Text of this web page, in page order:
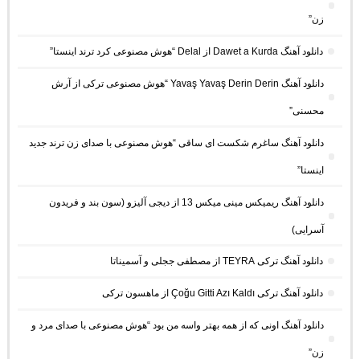
زن”
دانلود آهنگ Dawet a Kurda از Delal “هوش مصنوعی کرد ترند اینستا”
دانلود آهنگ Yavaş Yavaş Derin Derin “هوش مصنوعی ترکی از آرش
محسنی”
دانلود آهنگ ساغرم شکست ای ساقی “هوش مصنوعی با صدای زن ترند جدید
اینستا”
دانلود آهنگ ریمیکس مینی میکس 13 از دیجی آلیزو (سون بند و فریدون
آسرایی)
دانلود آهنگ ترکی TEYRA از مصطفی ججلی و آسمیناتا
دانلود آهنگ ترکی Çoğu Gitti Azı Kaldı از ماهسون ترکی
دانلود آهنگ اونی که از همه بهتر واسه من بود “هوش مصنوعی با صدای مرد و
زن”